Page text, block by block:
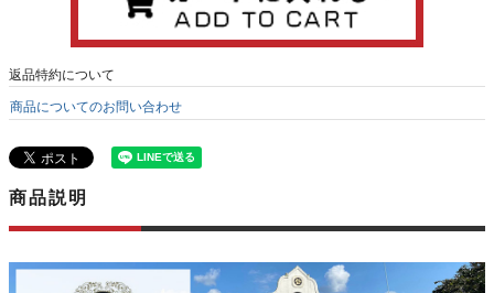
返品特約について
商品についてのお問い合わせ
商品説明